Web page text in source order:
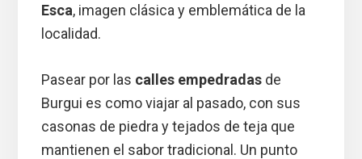
Esca, imagen clásica y emblemática de la
localidad.
Pasear por las calles empedradasde
Burgui es como viajar al pasado, con sus
casonas de piedra y tejados de teja que
mantienen el sabor tradicional. Un punto